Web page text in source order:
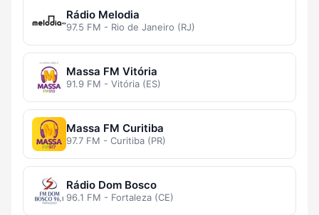
Rádio Melodia
97.5 FM - Rio de Janeiro (RJ)
Massa FM Vitória
91.9 FM - Vitória (ES)
Massa FM Curitiba
97.7 FM - Curitiba (PR)
Rádio Dom Bosco
96.1 FM - Fortaleza (CE)